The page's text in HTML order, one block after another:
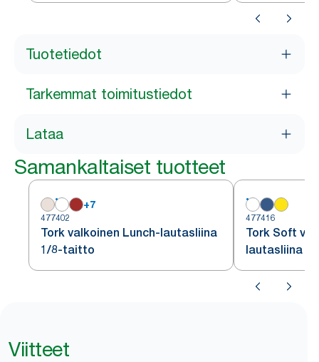
Tuotetiedot
Tarkemmat toimitustiedot
Lataa
Samankaltaiset tuotteet
+7
477402
Tork valkoinen Lunch-lautasliina
1/8-taitto
477416
Tork Soft
lautasliina
Viitteet